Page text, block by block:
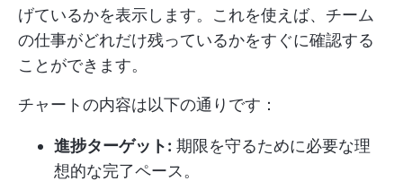
げているかを表示します。これを使えば、チーム
の仕事がどれだけ残っているかをすぐに確認する
ことができます。
チャートの内容は以下の通りです：
進捗ターゲット: 期限を守るために必要な理
想的な完了ペース。